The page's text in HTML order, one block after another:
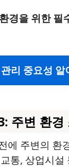
경을 위한 필
리 중요성 알
주변 환경
에 주변의 환
통, 상업시설